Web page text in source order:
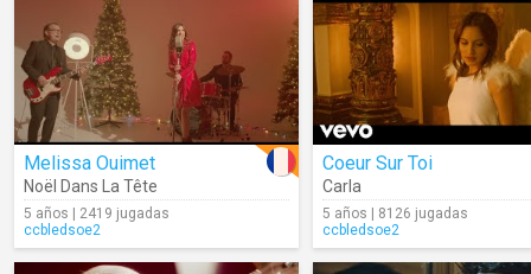
Melissa Ouimet
Noël Dans La Tête
5 años | 2419 jugadas
ccbledsoe2
Coeur Sur Toi
Carla
5 años | 8126 jugadas
ccbledsoe2